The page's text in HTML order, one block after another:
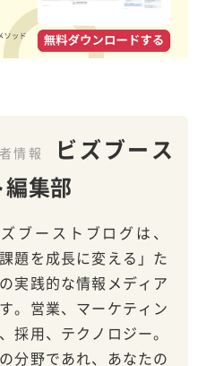
情報
ビズブース
編集部
ブーストブログは、
課題を成長に変える」た
実践的な情報メディア
。営業、マーケティン
採用、テクノロジー。
分野であれ、あなたの